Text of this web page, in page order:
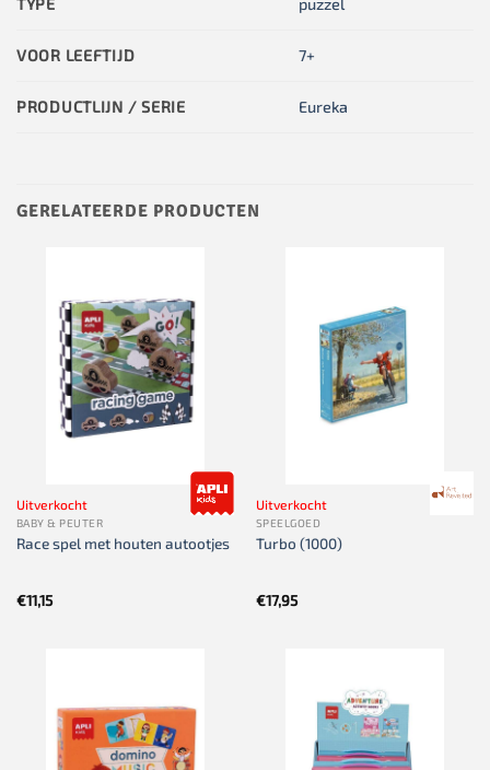
VOOR LEEFTIJD 7+
PRODUCTLIJN / SERIE Eureka
GERELATEERDE PRODUCTEN
Uitverkocht
BABY & PEUTER
Race spel met houten autootjes
€11,15
Uitverkocht
SPEELGOED
Turbo (1000)
€17,95